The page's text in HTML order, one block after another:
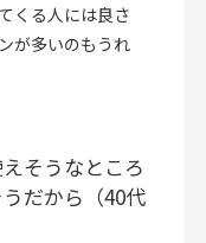
くる人には良さ
が多いのもうれ
そうなところ
だから（40代